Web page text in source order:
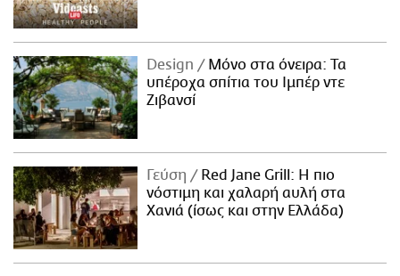
Design
Μόνο στα όνειρα: Τα
υπέροχα σπίτια του Ιμπέρ ντε
Ζιβανσί
Γεύση
Red Jane Grill: Η πιο
νόστιμη και χαλαρή αυλή στα
Χανιά (ίσως και στην Ελλάδα)